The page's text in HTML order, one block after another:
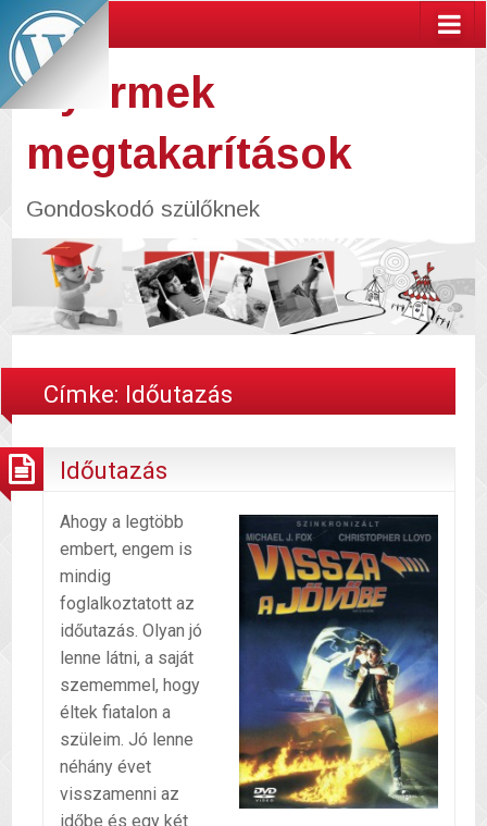
Gyermek
megtakarítások
Gondoskodó szülőknek
Címke: Időutazás
Időutazás
Ahogy a legtöbb
embert, engem is
mindig
foglalkoztatott az
időutazás. Olyan jó
lenne látni, a saját
szememmel, hogy
éltek fiatalon a
szüleim. Jó lenne
néhány évet
visszamenni az
időbe és egy két